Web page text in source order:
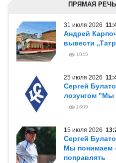
ПРЯМАЯ
31 июля 2026
Андрей
вывести
1045
25 июля 2026
Сергей
лозунгом "Мы
1809
15 июля 2026
Сергей
Мы понимаем
поправлять